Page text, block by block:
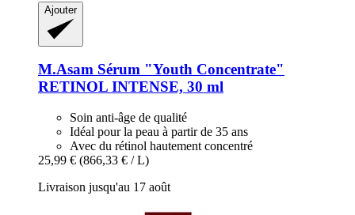
Ajouter
M.Asam Sérum "Youth Concentrate"
RETINOL INTENSE, 30 ml
Soin anti-âge de qualité
Idéal pour la peau à partir de 35 ans
Avec du rétinol hautement concentré
25,99 € (866,33 € / L)
Livraison jusqu'au 17 août